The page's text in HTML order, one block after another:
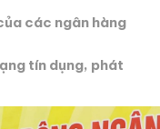
các ngân hàng
tín dụng, phát